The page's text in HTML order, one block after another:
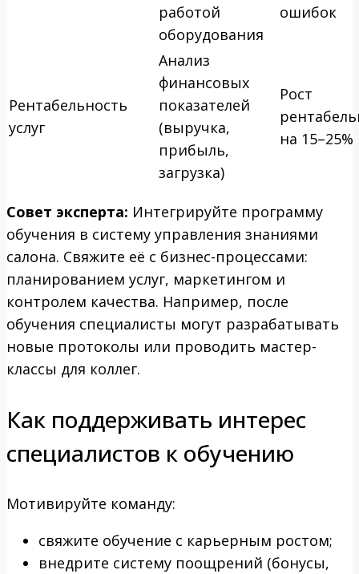
работой
оборудования
ошибок
Рентабельность
услуг
Анализ
финансовых
показателей
(выручка,
прибыль,
загрузка)
Рост
на 15–25%
Совет эксперта: Интегрируйте программу
обучения в систему управления знаниями
салона. Свяжите её с бизнес-процессами:
планированием услуг, маркетингом и
контролем качества. Например, после
обучения специалисты могут разрабатывать
новые протоколы или проводить мастер-
классы для коллег.
Как поддерживать интерес
специалистов к обучению
Мотивируйте команду:
свяжите обучение с карьерным ростом;
внедрите систему поощрений (бонусы,